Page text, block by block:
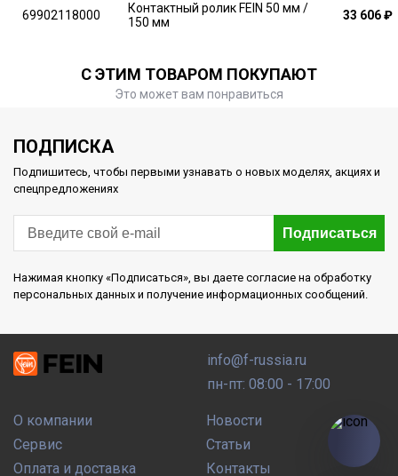
69902118000
Контактный ролик FEIN 50 мм /
150 мм
33 606₽
С ЭТИМ ТОВАРОМ ПОКУПАЮТ
Это может вам понравиться
ПОДПИСКА
Подпишитесь, чтобы первыми узнавать о новых моделях, акциях и
спецпредложениях
Подписаться
Нажимая кнопку «Подписаться», вы даете согласие на обработку
персональных данных и получение информационных сообщений.
О компании
Сервис
Оплата и доставка
Новости
Статьи
Контакты
info@f-russia.ru
пн-пт: 08:00 - 17:00